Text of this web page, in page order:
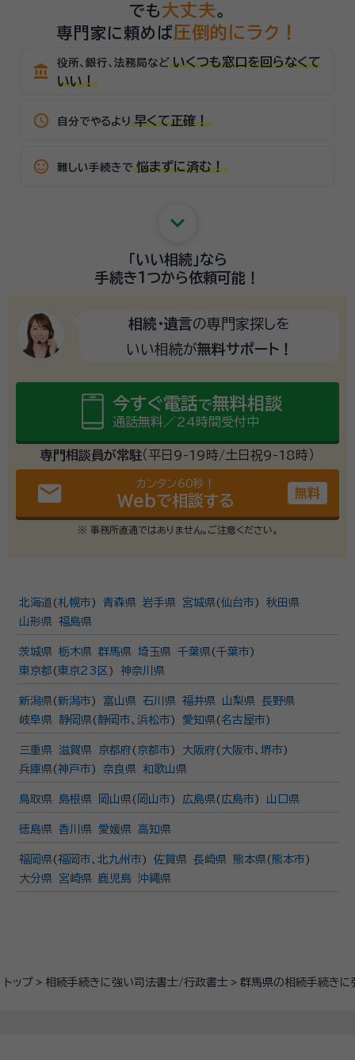
トップ 相続手続きに強い司法書士/行政書士 群馬県の相続手続き
でも 大丈夫。
専門家に頼めば圧倒的にラク！
account_balance 役所、銀行、法務局など いくつも窓口を回らなくて
いい！
schedule 自分でやるより 早くて正確！
sentiment_satisfied_alt 難しい手続きで 悩まずに済む！
keyboard_arrow_down
「いい相続」なら
手続き1つから依頼可能！
相続・遺言の専門家探しを
いい相続が無料サポート！
今すぐ電話で無料相談
通話無料／24時間受付中
専門相談員が常駐（平日9-19時/土日祝9-18時）
email カンタン60秒！
Webで相談する 無料
※ 事務所直通ではありません。ご注意ください。
北海道 (札幌市) 青森県 岩手県 宮城県(仙台市)
秋田県
山形県 福島県
茨城県 栃木県 群馬県 埼玉県 千葉県(千葉市)
東京都 ( 東京23区 ) 神奈川県
新潟県(新潟市) 富山県 石川県 福井県 山梨県 長野県
岐阜県
静岡県( 静岡市、 浜松市) 愛知県( 名古屋市)
三重県 滋賀県 京都府( 京都市) 大阪府( 大阪市、 堺市)
兵庫県(神戸市) 奈良県 和歌山県
鳥取県 島根県 岡山県( 岡山市) 広島県( 広島市) 山口県
徳島県 香川県 愛媛県 高知県
福岡県(福岡市、 北九州市) 佐賀県 長崎県 熊本県(熊本市)
大分県
宮崎県 鹿児島 沖縄県